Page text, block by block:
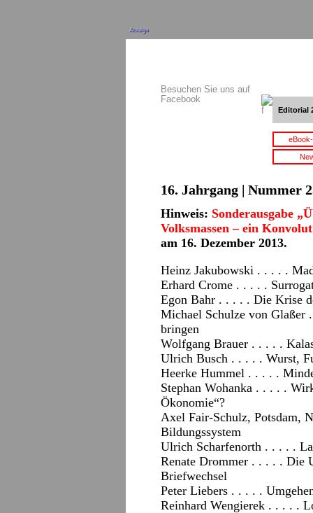
Anzeige
Besuchen Sie uns auf
Facebook
Editorial
16. Jahrgang | Nummer
Hinweis: Sonderausgabe
Volksmassen – ein
am 16. Dezember 2013.
Heinz Jakubowski . . . . .
Erhard Crome . . . . .
Egon Bahr . . . . . Die Krise
Michael Schulze von
bringen
Wolfgang Brauer . . . . .
Ulrich Busch . . . . . Wurst,
Heerke Hummel . . . . .
Stephan Wohanka . . . . .
Ökonomie“?
Axel Fair-Schulz, Potsdam,
Bildungssystem
Ulrich Scharfenorth . . . . .
Renate Drommer . . . . . Die
Briefwechsel
Peter Liebers . . . . .
Reinhard Wengierek . . . . .